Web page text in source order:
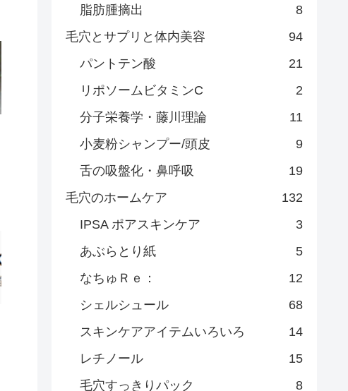
脂肪腫摘出
8
毛穴とサプリと体内美容
94
パントテン酸
21
リポソームビタミンC
2
分子栄養学・藤川理論
11
小麦粉シャンプー/頭皮
9
舌の吸盤化・鼻呼吸
19
毛穴のホームケア
132
IPSA ポアスキンケア
3
あぶらとり紙
5
なちゅＲｅ：
12
シェルシュール
68
スキンケアアイテムいろいろ
14
レチノール
15
毛穴すっきりパック
8